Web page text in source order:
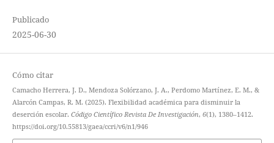
Publicado
2025-06-30
Cómo citar
Camacho Herrera, J. D., Mendoza Solórzano, J. A., Perdomo Martínez, E. M., &
Alarcón Campas, R. M. (2025). Flexibilidad académica para disminuir la
deserción escolar. Código Científico Revista De Investigación, 6(1), 1380–1412.
https://doi.org/10.55813/gaea/ccri/v6/n1/946